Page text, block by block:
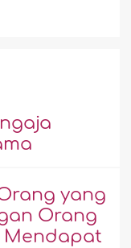
yang
Orang
Mendapat